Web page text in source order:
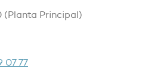
Principal)
07 77